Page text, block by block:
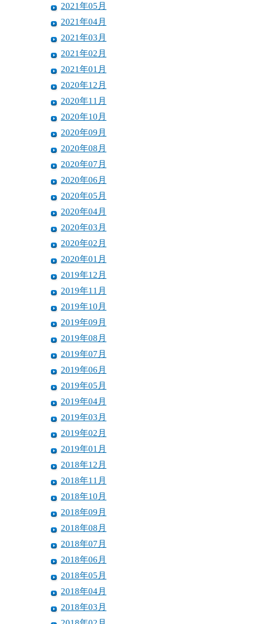
2021年05月
2021年04月
2021年03月
2021年02月
2021年01月
2020年12月
2020年11月
2020年10月
2020年09月
2020年08月
2020年07月
2020年06月
2020年05月
2020年04月
2020年03月
2020年02月
2020年01月
2019年12月
2019年11月
2019年10月
2019年09月
2019年08月
2019年07月
2019年06月
2019年05月
2019年04月
2019年03月
2019年02月
2019年01月
2018年12月
2018年11月
2018年10月
2018年09月
2018年08月
2018年07月
2018年06月
2018年05月
2018年04月
2018年03月